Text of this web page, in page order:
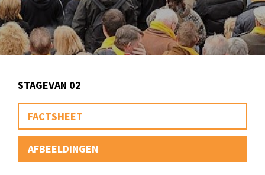
STAGEVAN 02
FACTSHEET
AFBEELDINGEN